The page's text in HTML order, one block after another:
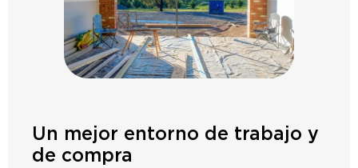
Un mejor entorno de trabajo y
de compra